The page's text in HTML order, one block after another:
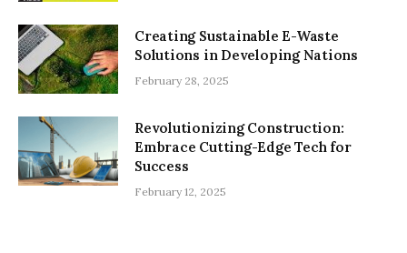
Creating Sustainable E-Waste
Solutions in Developing Nations
February 28, 2025
Revolutionizing Construction:
Embrace Cutting-Edge Tech for
Success
February 12, 2025